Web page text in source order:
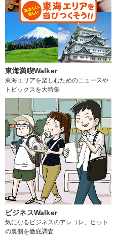
東海満喫Walker
東海エリアを楽しむためのニュースや
トピックスを大特集
ビジネスWalker
気になるビジネスのアレコレ、ヒット
の裏側を徹底調査